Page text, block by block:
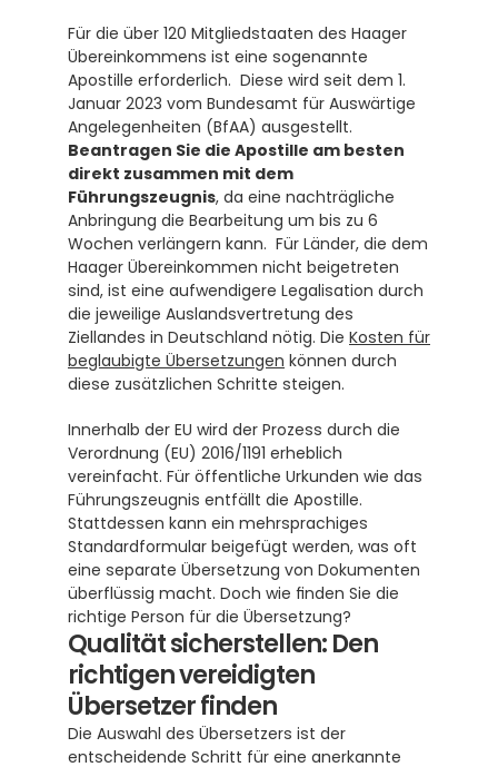
Für die über 120 Mitgliedstaaten des Haager
Übereinkommens ist eine sogenannte
Apostille erforderlich.  Diese wird seit dem 1.
Januar 2023 vom Bundesamt für Auswärtige
Beantragen Sie die Apostille am besten
direkt zusammen mit dem
Führungszeugnis, da eine nachträgliche
Anbringung die Bearbeitung um bis zu 6
Wochen verlängern kann.  Für Länder, die dem
Haager Übereinkommen nicht beigetreten
sind, ist eine aufwendigere Legalisation durch
die jeweilige Auslandsvertretung des
Ziellandes in Deutschland nötig. Die Kosten für
beglaubigte Übersetzungen können durch
diese zusätzlichen Schritte steigen.
Innerhalb der EU wird der Prozess durch die
Verordnung (EU) 2016/1191 erheblich
vereinfacht. Für öffentliche Urkunden wie das
Führungszeugnis entfällt die Apostille.
Stattdessen kann ein mehrsprachiges
Standardformular beigefügt werden, was oft
eine separate Übersetzung von Dokumenten
überflüssig macht. Doch wie finden Sie die
richtige Person für die Übersetzung?
Qualität sicherstellen: Den
richtigen vereidigten
Übersetzer finden
Die Auswahl des Übersetzers ist der